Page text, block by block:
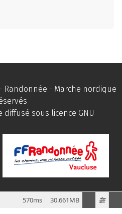
Randonnée - Marche nordique
diffusé sous licence GNU
30.661MB
570ms